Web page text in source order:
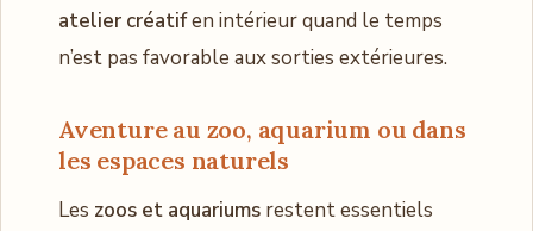
atelier créatifen intérieur quand le temps
n’est pas favorable aux sorties extérieures.
Aventure au zoo, aquarium ou dans
les espaces naturels
Les zoos et aquariums restent essentiels